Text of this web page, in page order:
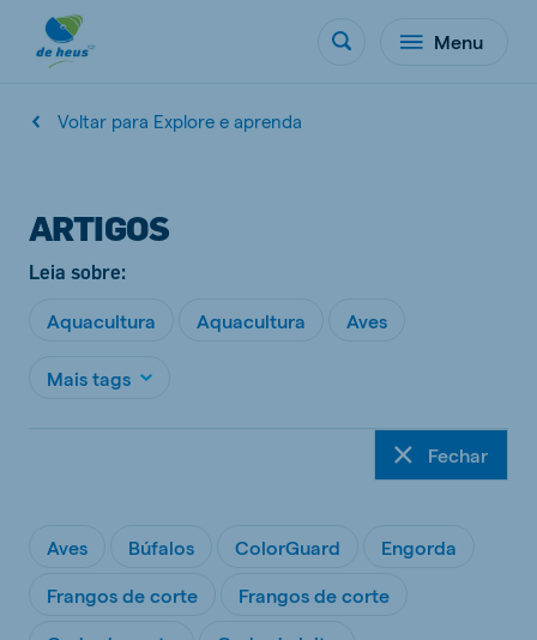
Menu
Voltar para Explore e aprenda
ARTIGOS
Leia sobre:
Aquacultura Aquacultura Aves
Mais tags
Fechar
Aves Búfalos ColorGuard Engorda
Frangos de corte Frangos de corte